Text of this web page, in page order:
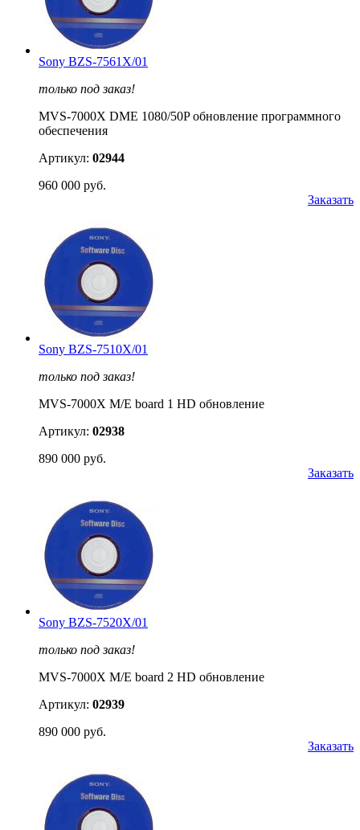
Sony BZS-7561X/01
только под заказ!
MVS-7000X DME 1080/50P обновление программного
обеспечения
Артикул: 02944
960 000 руб.
Заказать
Sony BZS-7510X/01
только под заказ!
MVS-7000X M/E board 1 HD обновление
Артикул: 02938
890 000 руб.
Заказать
Sony BZS-7520X/01
только под заказ!
MVS-7000X M/E board 2 HD обновление
Артикул: 02939
890 000 руб.
Заказать